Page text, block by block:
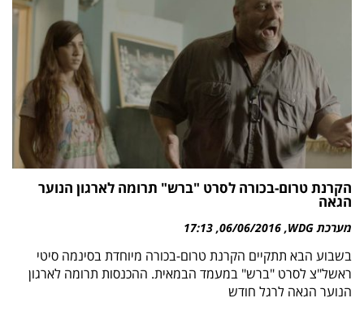
הקרנת טרום-בכורה לסרט "ברש" תרומה לארגון הנוער
הגאה
מערכת WDG 06/06/2016
17:13
בשבוע הבא תתקיים הקרנת טרום-בכורה מיוחדת בסינמה סיטי
ראשל"צ לסרט "ברש" במעמד הבמאית. ההכנסות תרומה לארגון
הנוער הגאה לרגל חודש